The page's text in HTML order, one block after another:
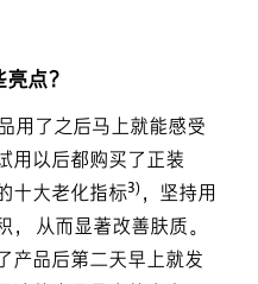
点？
用了之后马上就能感受
用以后都购买了正装
十大老化指标3)，坚持用
， 从而显著改善肤质。
产品后第二天早上就发